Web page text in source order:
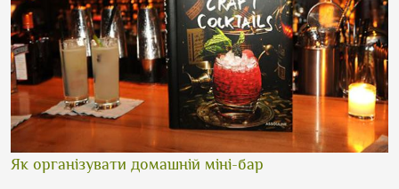
Як організувати домашній міні-бар